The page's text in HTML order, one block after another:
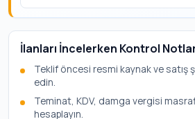
İlanları İncelerken Kontrol
Teklif öncesi resmi kaynak ve
edin.
Teminat, KDV, damga vergisi
hesaplayın.